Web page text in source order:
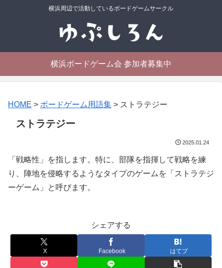
横浜周辺で活動しているボードゲームサークル
横浜ボードゲーム会 参加者募集中
HOME > ボードゲーム用語集 > ストラテジー
ストラテジー
2025.01.24
「戦略性」を指します。特に、部隊を指揮して戦略を練
り、陣地を侵略するようなタイプのゲームを「ストラテジ
ーゲーム」と呼びます。
シェアする
X Facebook はてブ